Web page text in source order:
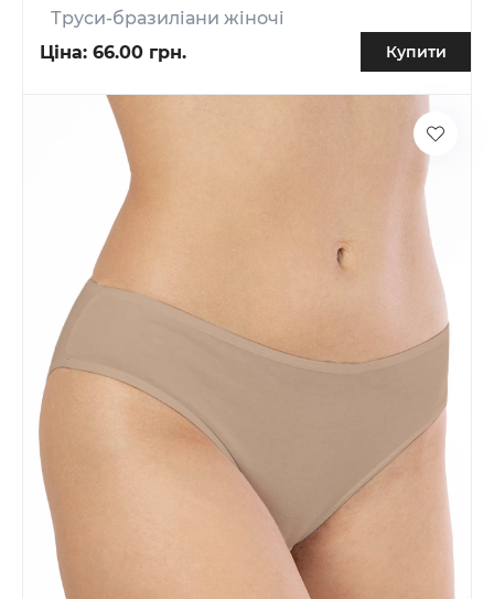
Труси-бразиліани жіночі
Ціна: 66.00 грн. Купити